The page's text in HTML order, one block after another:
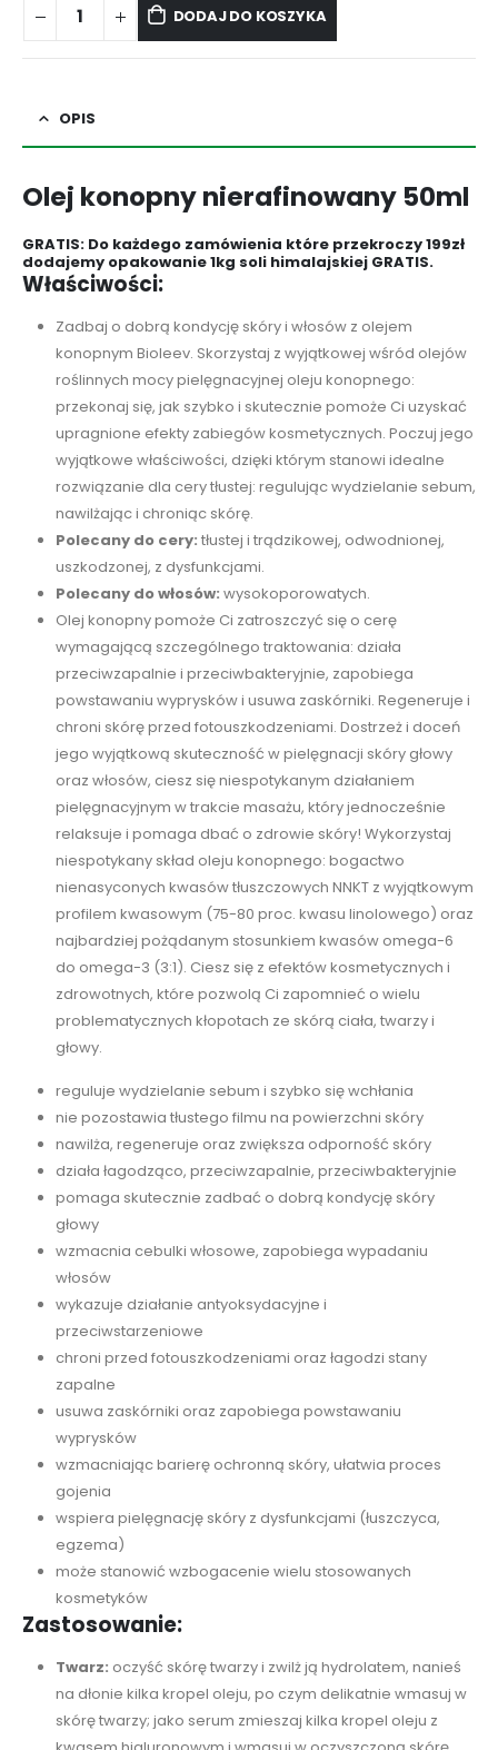
DODAJ DO KOSZYKA
OPIS
Olej konopny nierafinowany 50ml
GRATIS: Do każdego zamówienia które przekroczy 199zł
dodajemy opakowanie 1kg soli himalajskiej GRATIS.
Właściwości:
Zadbaj o dobrą kondycję skóry i włosów z olejem
konopnym Bioleev. Skorzystaj z wyjątkowej wśród olejów
roślinnych mocy pielęgnacyjnej oleju konopnego:
przekonaj się, jak szybko i skutecznie pomoże Ci uzyskać
upragnione efekty zabiegów kosmetycznych. Poczuj jego
wyjątkowe właściwości, dzięki którym stanowi idealne
rozwiązanie dla cery tłustej: regulując wydzielanie sebum,
nawilżając i chroniąc skórę.
Polecany do cery: tłustej i trądzikowej, odwodnionej,
uszkodzonej, z dysfunkcjami.
Polecany do włosów: wysokoporowatych.
Olej konopny pomoże Ci zatroszczyć się o cerę
wymagającą szczególnego traktowania: działa
przeciwzapalnie i przeciwbakteryjnie, zapobiega
powstawaniu wyprysków i usuwa zaskórniki. Regeneruje i
chroni skórę przed fotouszkodzeniami. Dostrzeż i doceń
jego wyjątkową skuteczność w pielęgnacji skóry głowy
oraz włosów, ciesz się niespotykanym działaniem
pielęgnacyjnym w trakcie masażu, który jednocześnie
relaksuje i pomaga dbać o zdrowie skóry! Wykorzystaj
niespotykany skład oleju konopnego: bogactwo
nienasyconych kwasów tłuszczowych NNKT z wyjątkowym
profilem kwasowym (75-80 proc. kwasu linolowego) oraz
najbardziej pożądanym stosunkiem kwasów omega-6
do omega-3 (3:1). Ciesz się z efektów kosmetycznych i
zdrowotnych, które pozwolą Ci zapomnieć o wielu
problematycznych kłopotach ze skórą ciała, twarzy i
głowy.
reguluje wydzielanie sebum i szybko się wchłania
nie pozostawia tłustego filmu na powierzchni skóry
nawilża, regeneruje oraz zwiększa odporność skóry
działa łagodząco, przeciwzapalnie, przeciwbakteryjnie
pomaga skutecznie zadbać o dobrą kondycję skóry
głowy
wzmacnia cebulki włosowe, zapobiega wypadaniu
włosów
wykazuje działanie antyoksydacyjne i
przeciwstarzeniowe
chroni przed fotouszkodzeniami oraz łagodzi stany
zapalne
usuwa zaskórniki oraz zapobiega powstawaniu
wyprysków
wzmacniając barierę ochronną skóry, ułatwia proces
gojenia
wspiera pielęgnację skóry z dysfunkcjami (łuszczyca,
egzema)
może stanowić wzbogacenie wielu stosowanych
kosmetyków
Zastosowanie:
Twarz: oczyść skórę twarzy i zwilż ją hydrolatem, nanieś
na dłonie kilka kropel oleju, po czym delikatnie wmasuj w
skórę twarzy; jako serum zmieszaj kilka kropel oleju z